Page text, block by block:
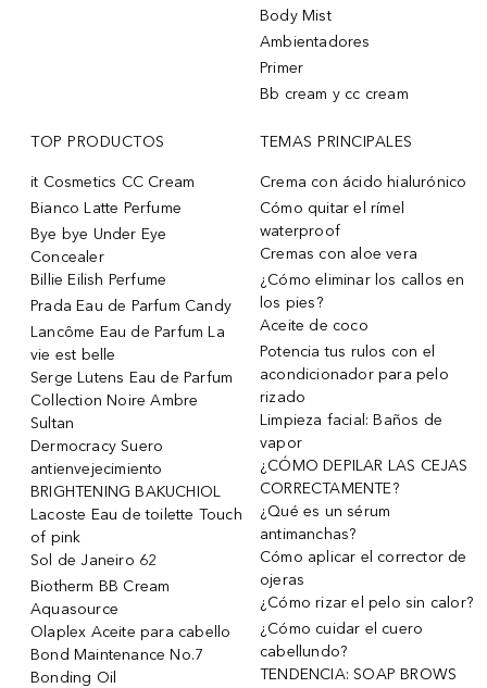
Body Mist
Ambientadores
Primer
Bb cream y cc cream
TOP PRODUCTOS
it Cosmetics CC Cream
Bianco Latte Perfume
Bye bye Under Eye
Concealer
Billie Eilish Perfume
Prada Eau de Parfum Candy
Lancôme Eau de Parfum La
vie est belle
Serge Lutens Eau de Parfum
Collection Noire Ambre
Sultan
Dermocracy Suero
antienvejecimiento
BRIGHTENING BAKUCHIOL
Lacoste Eau de toilette Touch
of pink
Sol de Janeiro 62
Biotherm BB Cream
Aquasource
Olaplex Aceite para cabello
Bond Maintenance No.7
Bonding Oil
TEMAS PRINCIPALES
Crema con ácido hialurónico
Cómo quitar el rímel
waterproof
Cremas con aloe vera
¿Cómo eliminar los callos en
los pies?
Aceite de coco
Potencia tus rulos con el
acondicionador para pelo
rizado
Limpieza facial: Baños de
vapor
¿CÓMO DEPILAR LAS CEJAS
CORRECTAMENTE?
¿Qué es un sérum
antimanchas?
Cómo aplicar el corrector de
ojeras
¿Cómo rizar el pelo sin calor?
¿Cómo cuidar el cuero
cabellundo?
TENDENCIA: SOAP BROWS